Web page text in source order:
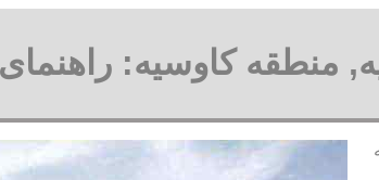
منطقه کاوسیه: